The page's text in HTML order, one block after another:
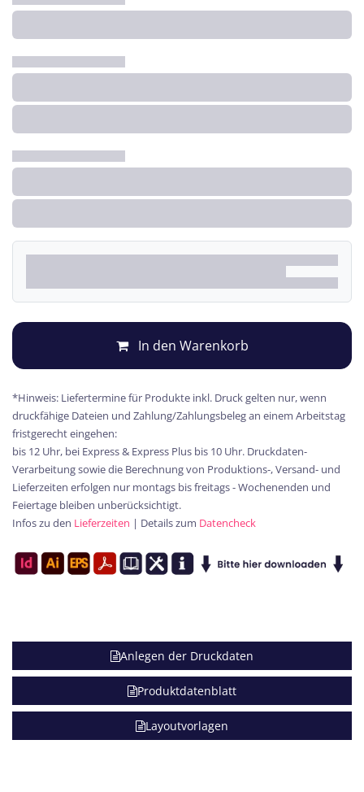
In den Warenkorb
*Hinweis: Liefertermine für Produkte inkl. Druck gelten nur, wenn
druckfähige Dateien und Zahlung/Zahlungsbeleg an einem Arbeitstag
fristgerecht eingehen:
bis 12 Uhr, bei Express & Express Plus bis 10 Uhr. Druckdaten-
Verarbeitung sowie die Berechnung von Produktions-, Versand- und
Lieferzeiten erfolgen nur montags bis freitags - Wochenenden und
Feiertage bleiben unberücksichtigt.
Infos zu den Lieferzeiten | Details zum Datencheck
Anlegen der Druckdaten
Produktdatenblatt
Layoutvorlagen